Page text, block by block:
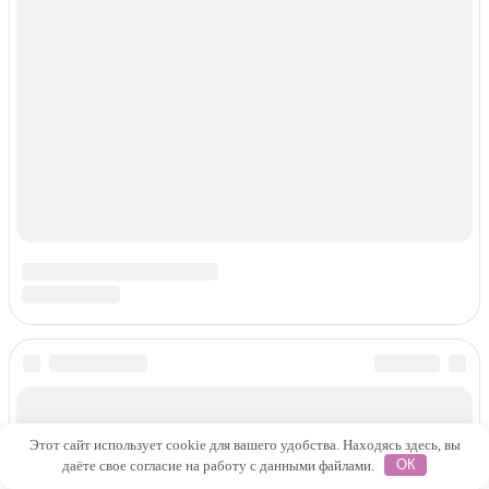
письменного разрешения администрации сайта. Размещение
любых объектов интеллектуальной или иной собственности
(видео, фото, товарные знаки, литературные произведения и
предоставляет неисключительные права на использование,
воспроизведение, распространение, создание производных
произведений, а также на демонстрацию материалов и
Этот сайт использует cookie для вашего удобства. Находясь здесь, вы
даёте свое согласие на работу с данными файлами.
ОК